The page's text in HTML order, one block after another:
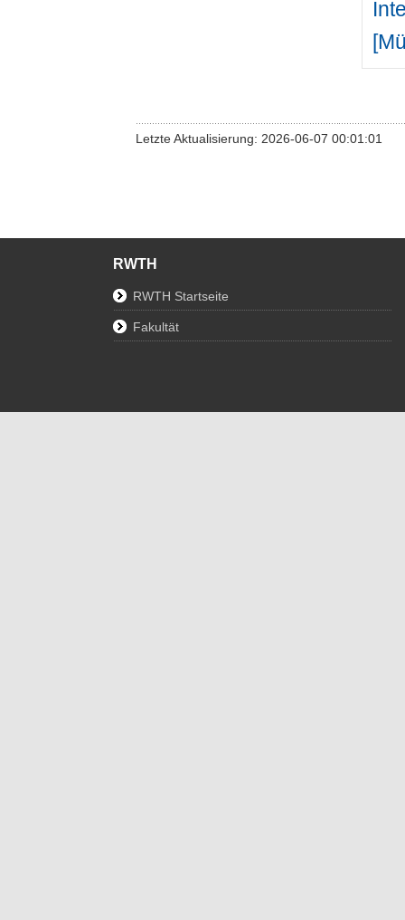
Letzte Aktualisierung: 2026-06-07 00:01:01
RWTH
RWTH Startseite
Fakultät